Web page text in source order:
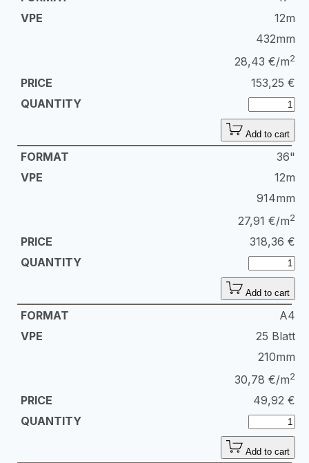
12m
432mm
28,43 €/m2
153,25 €
Add to cart
36"
12m
914mm
27,91 €/m2
318,36 €
Add to cart
A4
25 Blatt
210mm
30,78 €/m2
49,92 €
Add to cart